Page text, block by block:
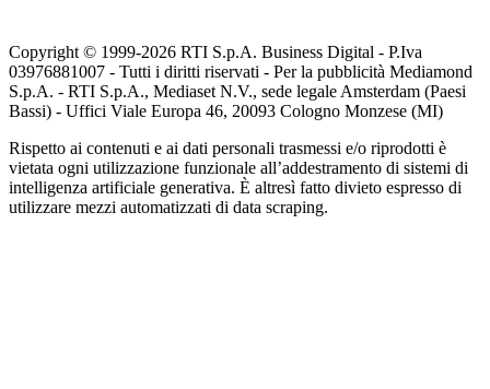
Copyright © 1999-2026 RTI S.p.A. Business Digital - P.Iva
03976881007 - Tutti i diritti riservati - Per la pubblicità Mediamond
S.p.A. - RTI S.p.A., Mediaset N.V., sede legale Amsterdam (Paesi
Bassi) - Uffici Viale Europa 46, 20093 Cologno Monzese (MI)
Rispetto ai contenuti e ai dati personali trasmessi e/o riprodotti è
vietata ogni utilizzazione funzionale all’addestramento di sistemi di
intelligenza artificiale generativa. È altresì fatto divieto espresso di
utilizzare mezzi automatizzati di data scraping.